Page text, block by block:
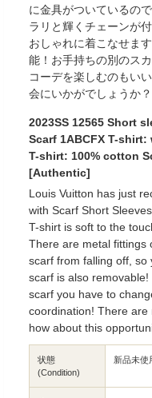
に金具がついているの
ラリと輝くチェーンが
おしゃれに着こなせま
能！お手持ちの別のス
コーデを楽しむのもい
会にいかがでしょうか？
2023SS 12565 Short
Scarf 1ABCFX T-
T-shirt: 100% cotton
[Authentic]
Louis Vuitton has just
with Scarf Short
T-shirt is soft to the
There are metal fittings
scarf from falling off, so
scarf is also
scarf you have to
coordination! There are
how about this
状態
(Condition)
新品未使